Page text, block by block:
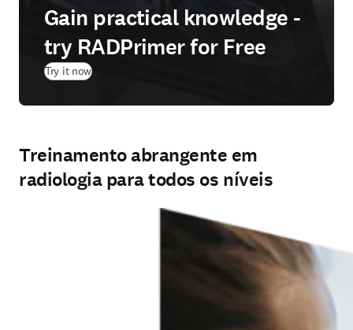
Gain practical knowledge -
try RADPrimer for Free
Try it now(
Treinamento abrangente em
radiologia para todos os níveis